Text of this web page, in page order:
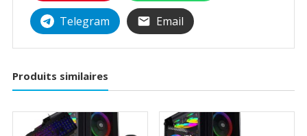
Telegram Email
Produits similaires